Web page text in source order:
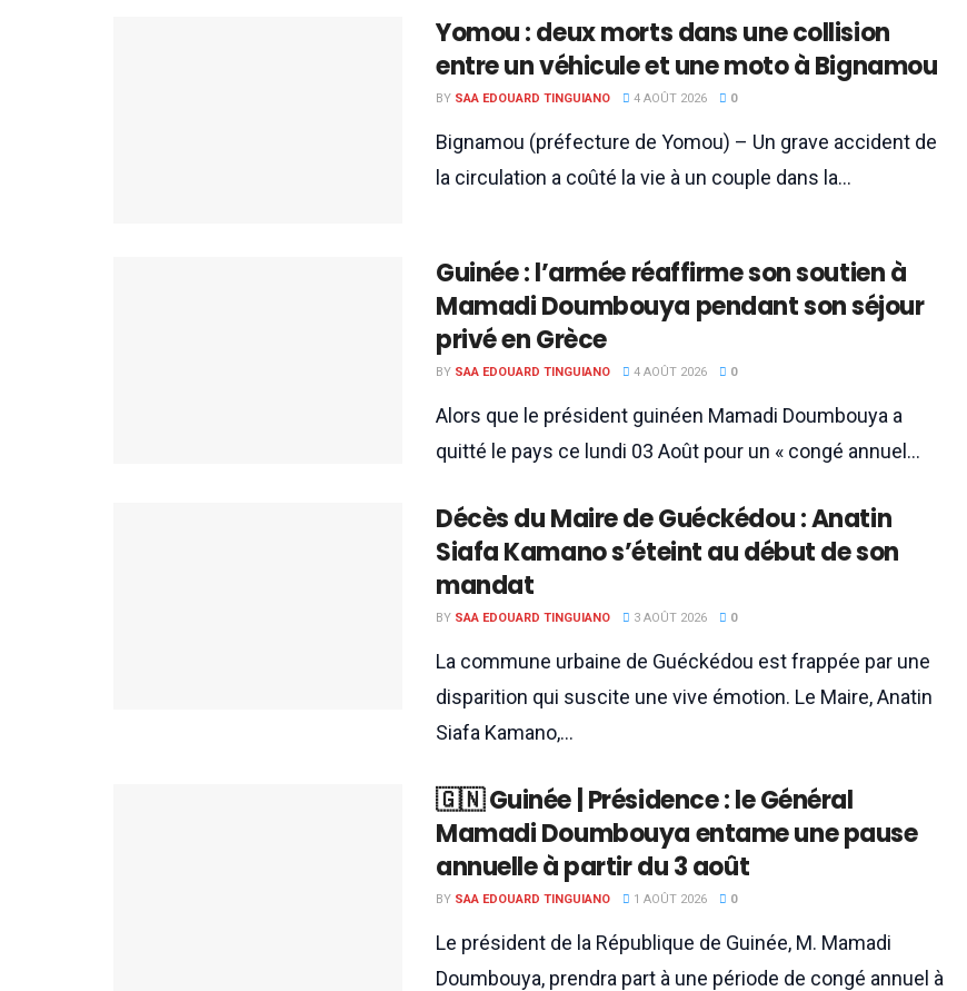
Yomou : deux morts dans une collision
entre un véhicule et une moto à Bignamou
BY SAA EDOUARD TINGUIANO 4 AOÛT 2026 0
Bignamou (préfecture de Yomou) – Un grave accident de
la circulation a coûté la vie à un couple dans la...
Guinée : l’armée réaffirme son soutien à
Mamadi Doumbouya pendant son séjour
privé en Grèce
BY SAA EDOUARD TINGUIANO 4 AOÛT 2026 0
Alors que le président guinéen Mamadi Doumbouya a
quitté le pays ce lundi 03 Août pour un « congé annuel...
Décès du Maire de Guéckédou : Anatin
Siafa Kamano s’éteint au début de son
mandat
BY SAA EDOUARD TINGUIANO 3 AOÛT 2026 0
La commune urbaine de Guéckédou est frappée par une
disparition qui suscite une vive émotion. Le Maire, Anatin
Siafa Kamano,...
🇬🇳 Guinée | Présidence : le Général
Mamadi Doumbouya entame une pause
annuelle à partir du 3 août
BY SAA EDOUARD TINGUIANO 1 AOÛT 2026 0
Le président de la République de Guinée, M. Mamadi
Doumbouya, prendra part à une période de congé annuel à